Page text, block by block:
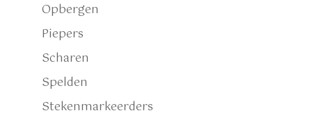
Opbergen
Piepers
Scharen
Spelden
Stekenmarkeerders